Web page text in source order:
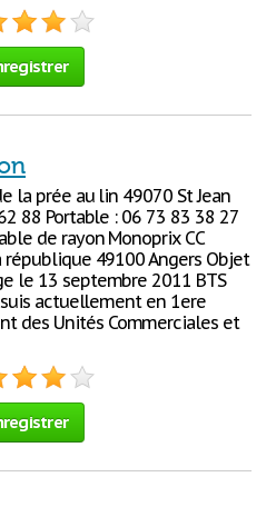
la prée au lin 49070 St Jean
88 Portable : 06 73 83 38 27
de rayon Monoprix CC
république 49100 Angers Objet
le 13 septembre 2011 BTS
suis actuellement en 1ere
des Unités Commerciales et